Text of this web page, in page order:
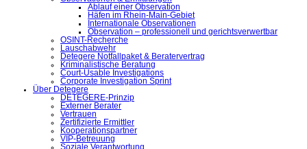
Ablauf einer Observation
Häfen im Rhein-Main-Gebiet
Internationale Observationen
Observation – professionell und gerichtsverwertbar
OSINT-Recherche
Lauschabwehr
Detegere Notfallpaket & Beratervertrag
Kriminalistische Beratung
Court-Usable Investigations
Corporate Investigation Sprint
Über Detegere
DETEGERE-Prinzip
Externer Berater
Vertrauen
Zertifizierte Ermittler
Kooperationspartner
VIP-Betreuung
Soziale Verantwortung